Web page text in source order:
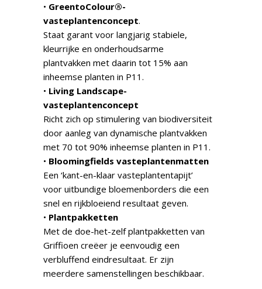
• GreentoColour®-
vasteplantenconcept.
Staat garant voor langjarig stabiele,
kleurrijke en onderhoudsarme
plantvakken met daarin tot 15% aan
inheemse planten in P11.
• Living Landscape-
vasteplantenconcept
Richt zich op stimulering van biodiversiteit
door aanleg van dynamische plantvakken
met 70 tot 90% inheemse planten in P11.
• Bloomingfields vasteplantenmatten
Een ‘kant-en-klaar vasteplantentapijt’
voor uitbundige bloemenborders die een
snel en rijkbloeiend resultaat geven.
• Plantpakketten
Met de doe-het-zelf plantpakketten van
Griffioen creëer je eenvoudig een
verbluffend eindresultaat. Er zijn
meerdere samenstellingen beschikbaar.